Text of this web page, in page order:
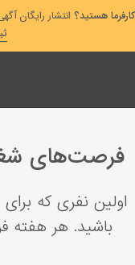
کارفرما هستید؟ انتشار رایگان آگهی استخدام در
فرصت‌های
اولین نفری که
باشید. هر